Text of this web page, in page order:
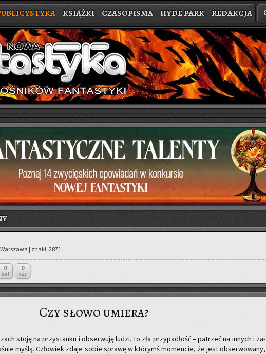
KSIĄŻKI CZASOPISMA HYDE PARK REDAKCJA
| znaki: 2871
0
kol
0
czy
Czy słowo umiera?
stoję na przy­stan­ku i ob­ser­wu­ję ludzi. To zła przy­pa­dłość – pa­trzeć na in­nych i za­
myślą. Czło­wiek zdaje sobie spra­wę w któ­rymś mo­men­cie, że jest ob­ser­wo­wa­ny,